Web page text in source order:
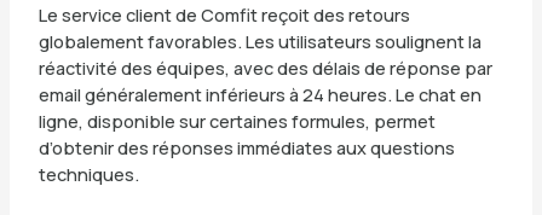
Le service client de Comfit reçoit des retours
globalement favorables. Les utilisateurs soulignent la
réactivité des équipes, avec des délais de réponse par
email généralement inférieurs à 24 heures. Le chat en
ligne, disponible sur certaines formules, permet
d’obtenir des réponses immédiates aux questions
techniques.